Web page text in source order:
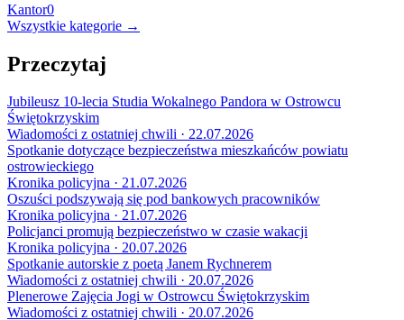
Kantor0
Wszystkie kategorie →
Przeczytaj
Jubileusz 10-lecia Studia Wokalnego Pandora w Ostrowcu
Świętokrzyskim
Wiadomości z ostatniej chwili · 22.07.2026
Spotkanie dotyczące bezpieczeństwa mieszkańców powiatu
ostrowieckiego
Kronika policyjna · 21.07.2026
Oszuści podszywają się pod bankowych pracowników
Kronika policyjna · 21.07.2026
Policjanci promują bezpieczeństwo w czasie wakacji
Kronika policyjna · 20.07.2026
Spotkanie autorskie z poetą Janem Rychnerem
Wiadomości z ostatniej chwili · 20.07.2026
Plenerowe Zajęcia Jogi w Ostrowcu Świętokrzyskim
Wiadomości z ostatniej chwili · 20.07.2026